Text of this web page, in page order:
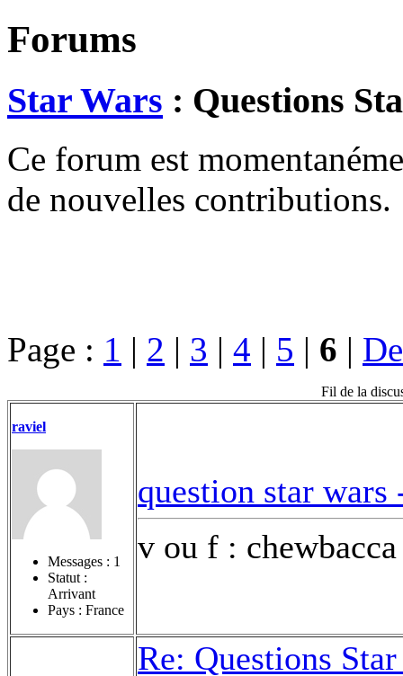
Forums
Star Wars : Questions
Ce forum est
de nouvelles contributions.
Page : 1 | 2 | 3 | 4 | 5 | 6 |
Fil de la
raviel
Messages : 1
Statut :
Arrivant
Pays : France
question star
v ou f :
Re: Questions